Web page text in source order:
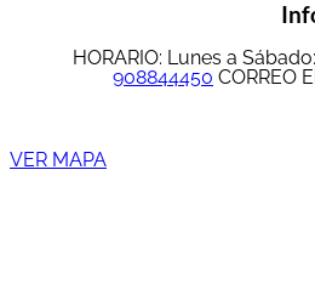
HORARIO: Lunes a
908844450 CORREO
VER MAPA